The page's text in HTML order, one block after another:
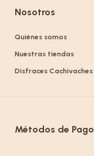
Nosotros
Quiénes somos
Nuestras tiendas
Disfraces Cachivaches
Métodos de Pago